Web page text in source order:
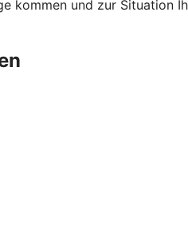
kommen und zur Situation